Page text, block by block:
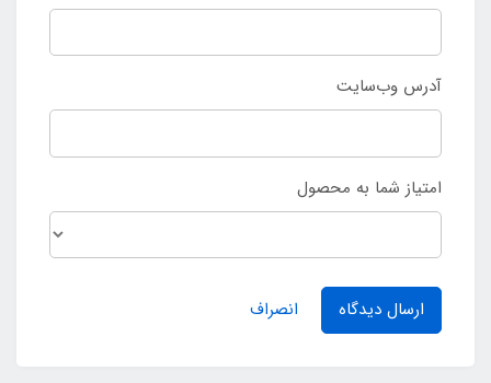
آدرس وب‌سایت
امتیاز شما به محصول
ارسال دیدگاه انصراف